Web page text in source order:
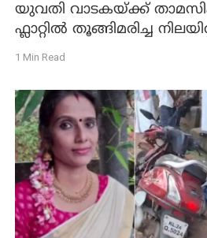
യുവതി വാടകയ്ക്ക്
ഫ്ലാറ്റില്‍ തൂങ്ങിമരിച്ച
കൈതപ്പൊയിലില്‍
1 Min Read